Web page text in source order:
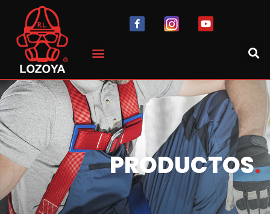
PRODUCTOS.